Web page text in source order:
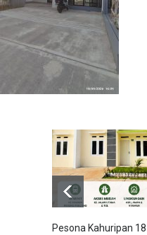
Pesona Kahuripan